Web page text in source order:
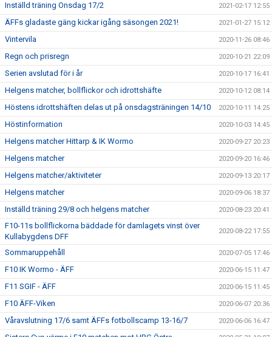
Inställd träning Onsdag 17/2 2021-02-17 12:55
ÄFFs gladaste gäng kickar igång säsongen 2021! 2021-01-27 15:12
Vintervila 2020-11-26 08:46
Regn och prisregn 2020-10-21 22:09
Serien avslutad för i år 2020-10-17 16:41
Helgens matcher, bollflickor och idrottshäfte 2020-10-12 08:14
Höstens idrottshäften delas ut på onsdagsträningen 14/10 2020-10-11 14:25
Höstinformation 2020-10-03 14:45
Helgens matcher Hittarp & IK Wormo 2020-09-27 20:23
Helgens matcher 2020-09-20 16:46
Helgens matcher/aktiviteter 2020-09-13 20:17
Helgens matcher 2020-09-06 18:37
Inställd träning 29/8 och helgens matcher 2020-08-23 20:41
F10-11s bollflickorna bäddade för damlagets vinst över
Kullabygdens DFF
2020-08-22 17:55
Sommaruppehåll 2020-07-05 17:46
F10 IK Wormo - ÄFF 2020-06-15 11:47
F11 SGIF - ÄFF 2020-06-15 11:45
F10 ÄFF-Viken 2020-06-07 20:36
Våravslutning 17/6 samt ÄFFs fotbollscamp 13-16/7 2020-06-06 16:47